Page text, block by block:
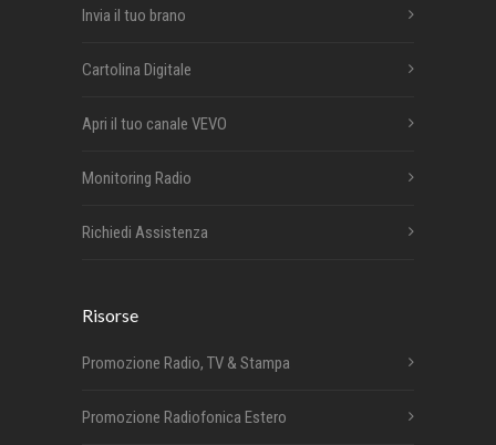
Invia il tuo brano
Cartolina Digitale
Apri il tuo canale VEVO
Monitoring Radio
Richiedi Assistenza
Risorse
Promozione Radio, TV & Stampa
Promozione Radiofonica Estero